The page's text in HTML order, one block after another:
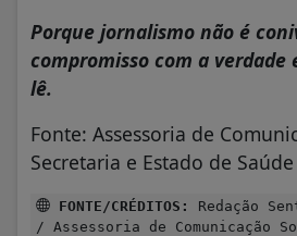
Porque jornalismo não é
compromisso com a verdade
lê.
Fonte: Assessoria de
Secretaria e Estado de Saúde
FONTE/CRÉDITOS:
Redação
/ Assessoria de Comunicação